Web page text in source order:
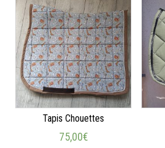
Tapis Chouettes
75,00€